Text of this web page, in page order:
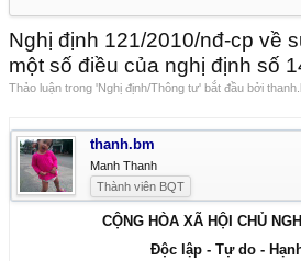
Nghị định 121/2010/nđ-cp về
một số điều của nghị định số
Thảo luận trong 'Nghị định/Thông tư' bắt đầu bởi
thanh.bm
Manh Thanh
Thành viên BQT
CỘNG HÒA XÃ HỘI CHỦ
Độc lập - Tự do -